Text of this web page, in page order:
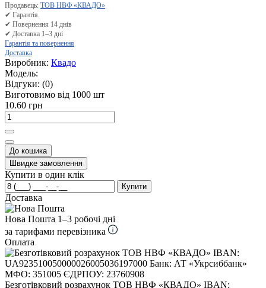
Продавець: ТОВ НВФ «КВАДО»
✔ Гарантія.
✔ Повернення 14 днів
✔ Доставка 1–3 дні
Гарантія та повернення
Доставка
Виробник: Квадо
Модель:
Відгуки: (0)
Виготовимо від 1000 шт
10.60 грн
До кошика
Швидке замовлення
Купити в один клік
Купити
Доставка
Нова Пошта 1–3 робочі дні
за тарифами перевізника
Оплата
Безготівковий розрахунок ТОВ НВФ «КВАДО» IBAN: